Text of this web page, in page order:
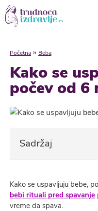
Početna » Beba
Kako se
počev od 6
Sadržaj
Kako se uspavljuju bebe,
bebi rituali pred spavanje
vreme da spava.